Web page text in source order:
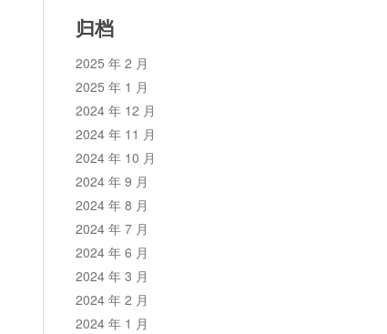
归档
2025 年 2 月
2025 年 1 月
2024 年 12 月
2024 年 11 月
2024 年 10 月
2024 年 9 月
2024 年 8 月
2024 年 7 月
2024 年 6 月
2024 年 3 月
2024 年 2 月
2024 年 1 月